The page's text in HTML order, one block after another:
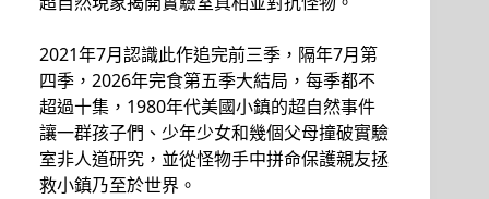
2021年7月認識此作追完前三季，隔年7月第
四季，2026年完食第五季大結局，每季都不
超過十集，1980年代美國小鎮的超自然事件
讓一群孩子們、少年少女和幾個父母撞破實驗
室非人道研究，並從怪物手中拼命保護親友拯
救小鎮乃至於世界。